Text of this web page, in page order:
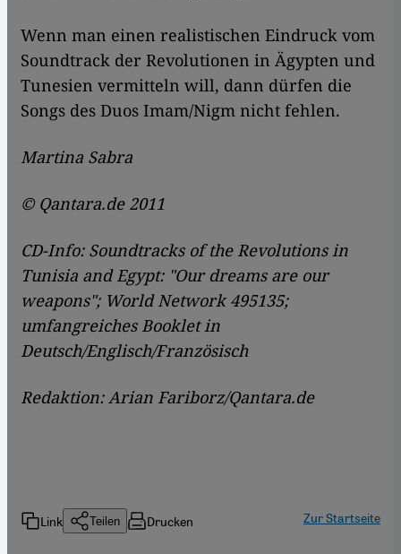
Wenn man einen realistischen Eindruck vom
Soundtrack der Revolutionen in Ägypten und
Tunesien vermitteln will, dann dürfen die
Songs des Duos Imam/Nigm nicht fehlen.
Martina Sabra
© Qantara.de 2011
CD-Info: Soundtracks of the Revolutions in
Tunisia and Egypt: "Our dreams are our
weapons"; World Network 495135;
umfangreiches Booklet in
Deutsch/Englisch/Französisch
Redaktion: Arian Fariborz/Qantara.de
Link Teilen Drucken Zur Startseite